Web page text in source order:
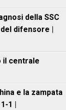
della SSC
difensore |
il centrale
e la zampata
1 |